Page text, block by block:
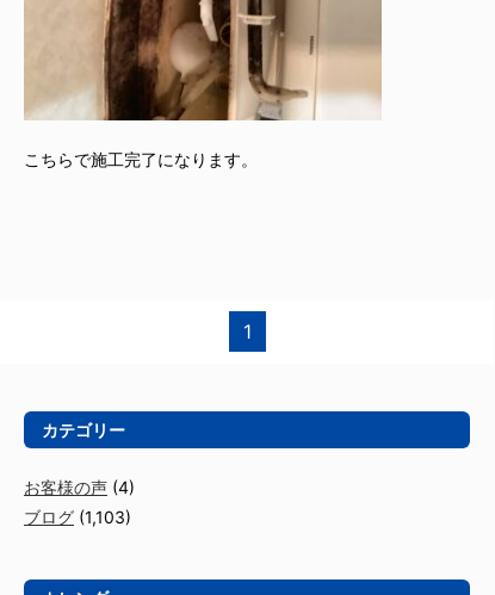
こちらで施工完了になります。
1
カテゴリー
お客様の声 (4)
ブログ (1,103)